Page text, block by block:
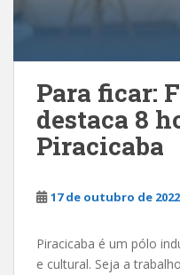
Para ficar:
destaca 8
Piracicaba
17 de outubro de 2022
Piracicaba é um pólo
e cultural. Seja a